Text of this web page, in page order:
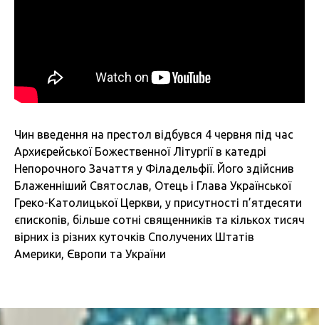
Чин введення на престол відбувся 4 червня під час
Архиєрейської Божественної Літургії в катедрі
Непорочного Зачаття у Філадельфії. Його здійснив
Блаженніший Святослав, Отець і Глава Української
Греко-Католицької Церкви, у присутності п’ятдесяти
єпископів, більше сотні священників та кількох тисяч
вірних із різних куточків Сполучених Штатів
Америки, Європи та України